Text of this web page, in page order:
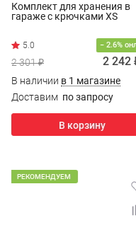
Комплект для хранения в
гараже с крючками XS
− 2.6%
2 301 ₽ 2 242
В наличии в 1 магазине
Доставим по запросу
В корзину
РЕКОМЕНДУЕМ